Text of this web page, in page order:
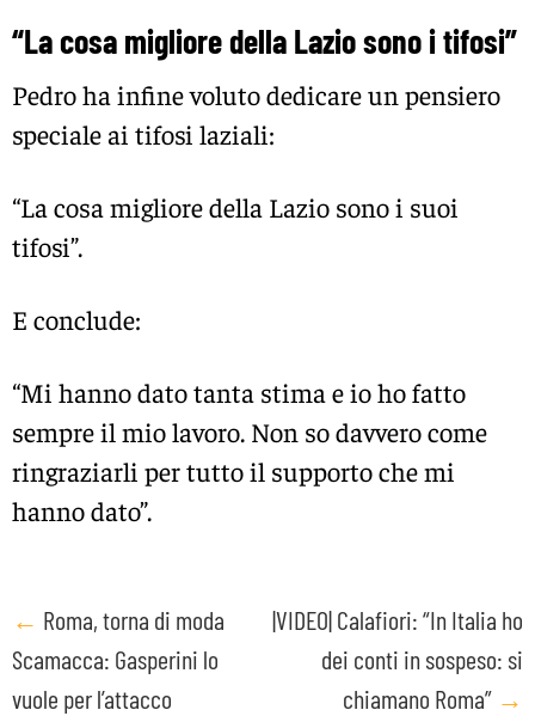
“La cosa migliore della Lazio sono i tifosi”
Pedro ha infine voluto dedicare un pensiero
speciale ai tifosi laziali:
“La cosa migliore della Lazio sono i suoi
tifosi”.
E conclude:
“Mi hanno dato tanta stima e io ho fatto
sempre il mio lavoro. Non so davvero come
ringraziarli per tutto il supporto che mi
hanno dato”.
Post
navigation
← Roma, torna di moda
Scamacca: Gasperini lo
vuole per l’attacco
|VIDEO| Calafiori: “In Italia ho
dei conti in sospeso: si
chiamano Roma” →